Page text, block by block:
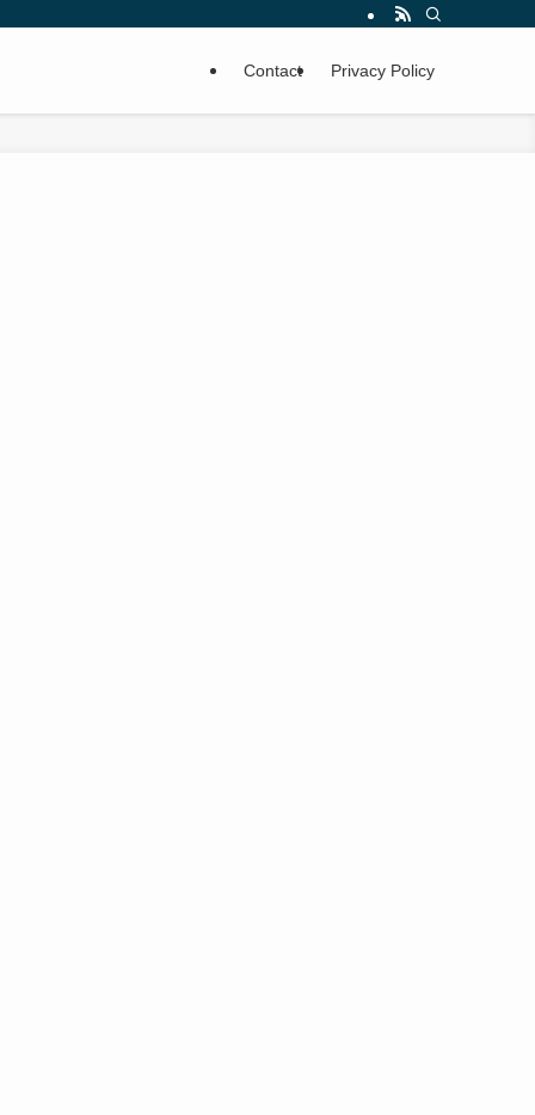
Contact Privacy Policy